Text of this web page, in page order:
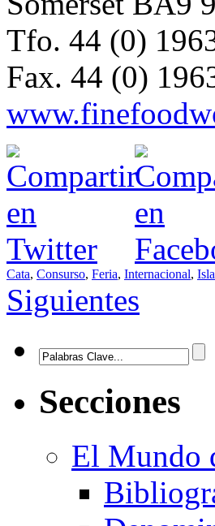
Tfo. 44 (0)
Fax. 44 (0)
Cata, Consurso, Feria, Internacional,
Siguientes
Secciones
El Mundo